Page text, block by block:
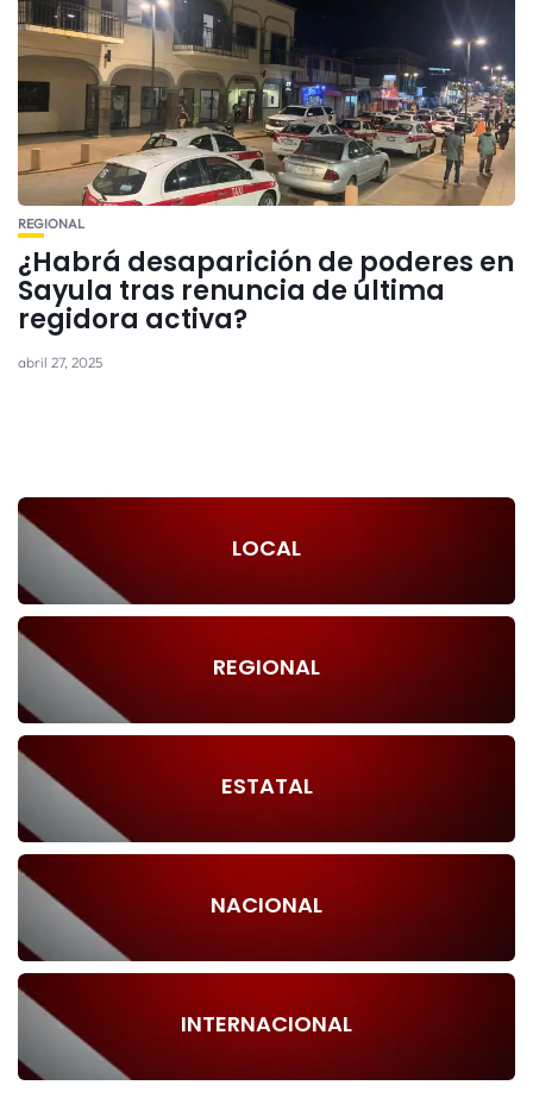
REGIONAL
¿Habrá desaparición de poderes en
Sayula tras renuncia de última
regidora activa?
abril 27, 2025
LOCAL
REGIONAL
ESTATAL
NACIONAL
INTERNACIONAL